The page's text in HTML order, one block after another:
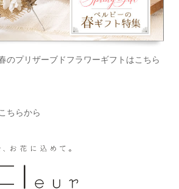
プリザーブドフラワーギフトはこちら
ちらから